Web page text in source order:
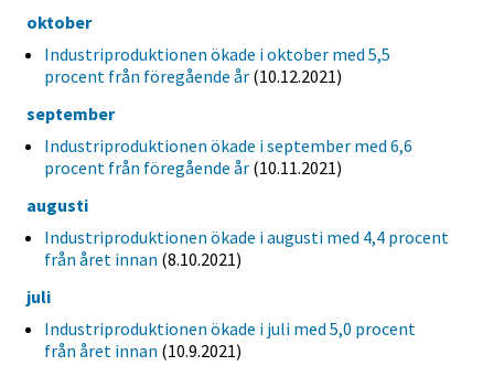
oktober
Industriproduktionen ökade i oktober med 5,5
procent från föregående år (10.12.2021)
september
Industriproduktionen ökade i september med 6,6
procent från föregående år (10.11.2021)
augusti
Industriproduktionen ökade i augusti med 4,4 procent
från året innan (8.10.2021)
juli
Industriproduktionen ökade i juli med 5,0 procent
från året innan (10.9.2021)